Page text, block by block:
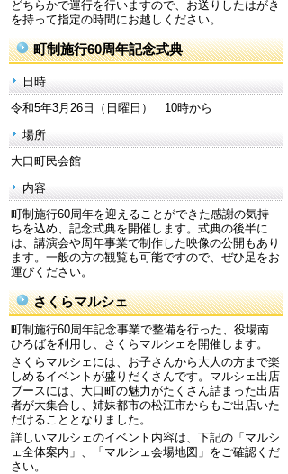
どちらかで運行を行いますので、お送りしたはがき
を持って指定の時間にお越しください。
町制施行60周年記念式典
日時
令和5年3月26日（日曜日） 10時から
場所
大口町民会館
内容
町制施行60周年を迎えることができた感謝の気持
ちを込め、記念式典を開催します。式典の後半に
は、講演会や周年事業で制作した映像の公開もあり
ます。一般の方の観覧も可能ですので、ぜひ足をお
運びください。
さくらマルシェ
町制施行60周年記念事業で整備を行った、役場南
ひろばを利用し、さくらマルシェを開催します。
さくらマルシェには、お子さんから大人の方まで楽
しめるイベントが盛りだくさんです。マルシェ出店
ブースには、大口町の魅力がたくさん詰まった出店
者が大集合し、姉妹都市の松江市からもご出店いた
だけることとなりました。
詳しいマルシェのイベント内容は、下記の「マルシ
ェ全体案内」、「マルシェ会場地図」をご確認くだ
さい。